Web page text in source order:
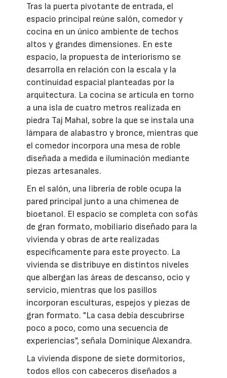
Tras la puerta pivotante de entrada, el
espacio principal reúne salón, comedor y
cocina en un único ambiente de techos
altos y grandes dimensiones. En este
espacio, la propuesta de interiorismo se
desarrolla en relación con la escala y la
continuidad espacial planteadas por la
arquitectura. La cocina se articula en torno
a una isla de cuatro metros realizada en
piedra Taj Mahal, sobre la que se instala una
lámpara de alabastro y bronce, mientras que
el comedor incorpora una mesa de roble
diseñada a medida e iluminación mediante
piezas artesanales.
En el salón, una librería de roble ocupa la
pared principal junto a una chimenea de
bioetanol. El espacio se completa con sofás
de gran formato, mobiliario diseñado para la
vivienda y obras de arte realizadas
específicamente para este proyecto. La
vivienda se distribuye en distintos niveles
que albergan las áreas de descanso, ocio y
servicio, mientras que los pasillos
incorporan esculturas, espejos y piezas de
gran formato. "La casa debía descubrirse
poco a poco, como una secuencia de
experiencias", señala Dominique Alexandra.
La vivienda dispone de siete dormitorios,
todos ellos con cabeceros diseñados a